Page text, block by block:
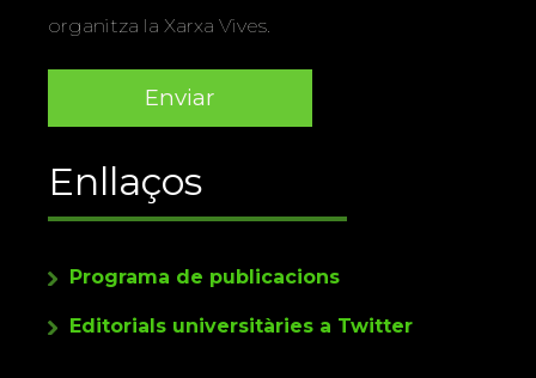
organitza la Xarxa Vives.
Enllaços
Programa de publicacions
Editorials universitàries a Twitter